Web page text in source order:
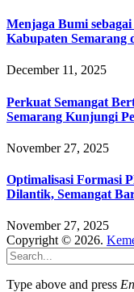
Menjaga Bumi
Kabupaten Semarang
December 11, 2025
Perkuat Semangat
Semarang Kunjungi
November 27, 2025
Optimalisasi Formasi
Dilantik, Semangat
November 27, 2025
Copyright © 2026.
Type above and press